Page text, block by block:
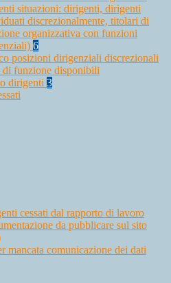
situazioni: dirigenti, dirigenti
discrezionalmente, titolari di
organizzativa con funzioni
6
posizioni dirigenziali discrezionali
di funzione disponibili
dirigenti 3
cessati dal rapporto di lavoro
da pubblicare sul sito
mancata comunicazione dei dati